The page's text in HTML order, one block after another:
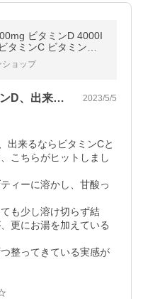
ビタミンD 4000I
タミンC ビタミンＤ
ミンCサプリ 30日分
ショップ
主治医から薦められたビタミンD、出来る… 2023/5/5
出来るならビタミンCと
こちらがヒットしまし
ィーに溶かし、甘酸っ
も少し溶け切らず結
更にお湯を加えている
整ってきている実感が